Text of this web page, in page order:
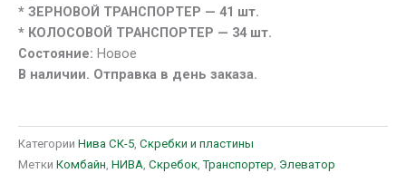
* ЗЕРНОВОЙ ТРАНСПОРТЕР — 41 шт.
* КОЛОСОВОЙ ТРАНСПОРТЕР — 34 шт.
Состояние: Новое
В наличии. Отправка в день заказа.
Категории Нива СК-5 Скребки и пластины
Метки Комбайн НИВА Скребок ,Транспортер Элеватор